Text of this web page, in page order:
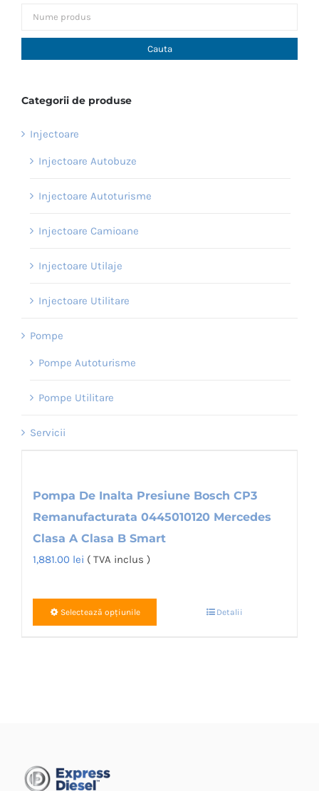
Categorii de produse
Injectoare
Injectoare Autobuze
Injectoare Autoturisme
Injectoare Camioane
Injectoare Utilaje
Injectoare Utilitare
Pompe
Pompe Autoturisme
Pompe Utilitare
Servicii
Pompa De Inalta Presiune Bosch CP3
Remanufacturata 0445010120 Mercedes
Clasa A Clasa B Smart
1,881.00 lei ( TVA inclus )
Selectează opțiunile
Acest
produs
fi
alese
Detalii